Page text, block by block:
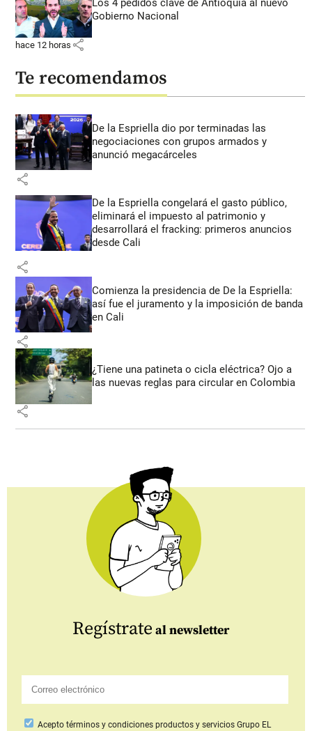
Los 4 pedidos clave de Antioquia al nuevo
Gobierno Nacional
hace 12 horas share
Te recomendamos
De la Espriella dio por terminadas las
negociaciones con grupos armados y
anunció megacárceles
share
De la Espriella congelará el gasto público,
eliminará el impuesto al patrimonio y
desarrollará el fracking: primeros anuncios
desde Cali
share
Comienza la presidencia de De la Espriella:
así fue el juramento y la imposición de banda
en Cali
share
¿Tiene una patineta o cicla eléctrica? Ojo a
las nuevas reglas para circular en Colombia
share
Regístrate al newsletter
Aceptotérminos y condiciones productos y serviciosGrupo EL